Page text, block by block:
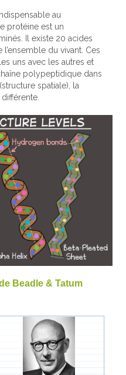
au
protéine est un
Il existe 20 acides
du vivant. Ces
uns avec les autres et
polypeptidique dans
spatiale), la
Beadle & Tatum